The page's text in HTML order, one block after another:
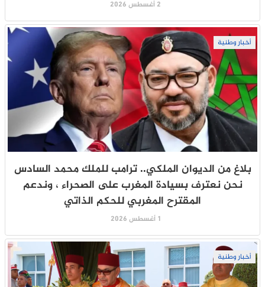
2 أغسطس 2026
أخبار وطنية
بلاغ من الديوان الملكي.. ترامب للملك محمد السادس
نحن نعترف بسيادة المغرب على الصحراء ، وندعم
المقترح المغربي للحكم الذاتي
1 أغسطس 2026
أخبار وطنية